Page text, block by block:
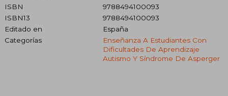
ISBN
9788494100093
ISBN13
9788494100093
Editado en
España
Categorías
Enseñanza A Estudiantes Con
Dificultades De Aprendizaje
Autismo Y Síndrome De Asperger